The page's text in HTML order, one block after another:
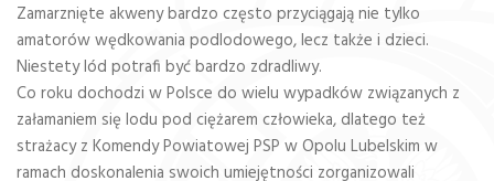
Zamarznięte akweny bardzo często przyciągają nie tylko
amatorów wędkowania podlodowego, lecz także i dzieci.
Niestety lód potrafi być bardzo zdradliwy.
Co roku dochodzi w Polsce do wielu wypadków związanych z
załamaniem się lodu pod ciężarem człowieka, dlatego też
strażacy z Komendy Powiatowej PSP w Opolu Lubelskim w
ramach doskonalenia swoich umiejętności zorganizowali